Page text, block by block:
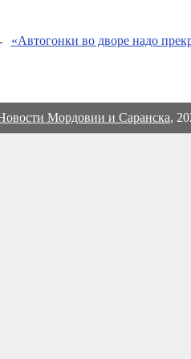
«Автогонки во дворе надо
Мордовии и Саранска,